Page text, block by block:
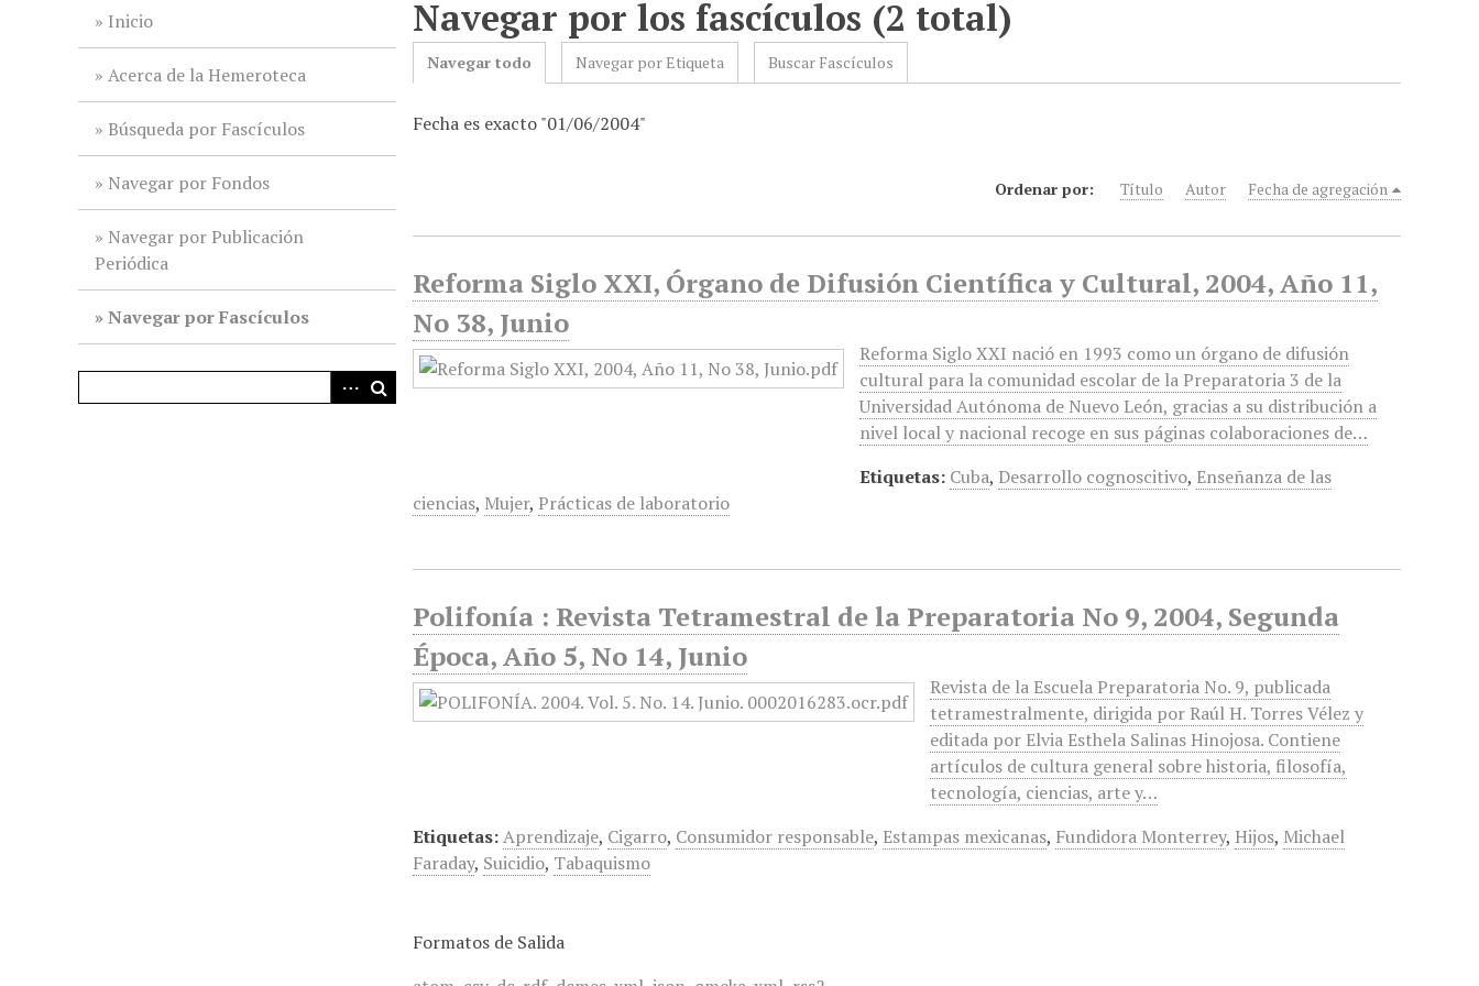
Inicio
Acerca de la Hemeroteca
Búsqueda por Fascículos
Navegar por Fondos
Navegar por Publicación
Periódica
Navegar por Fascículos
Navegar por los fascículos (2 total)
Navegar todo Navegar por Etiqueta Buscar Fascículos
Fecha es exacto "01/06/2004"
Ordenar por: Título Autor Fecha de agregación
Reforma Siglo XXI, Órgano de Difusión Científica y Cultural, 2004, Año 11,
No 38, Junio
Reforma Siglo XXI nació en 1993 como un órgano de difusión
cultural para la comunidad escolar de la Preparatoria 3 de la
Universidad Autónoma de Nuevo León, gracias a su distribución a
nivel local y nacional recoge en sus páginas colaboraciones de…
Etiquetas: Cuba, Desarrollo cognoscitivo, Enseñanza de las
ciencias, Mujer, Prácticas de laboratorio
Polifonía : Revista Tetramestral de la Preparatoria No 9, 2004, Segunda
Época, Año 5, No 14, Junio
Revista de la Escuela Preparatoria No. 9, publicada
tetramestralmente, dirigida por Raúl H. Torres Vélez y
editada por Elvia Esthela Salinas Hinojosa. Contiene
artículos de cultura general sobre historia, filosofía,
tecnología, ciencias, arte y…
Etiquetas:Aprendizaje, Cigarro, Consumidor responsable, Estampas mexicanas, Fundidora Monterrey, Hijos, Michael
Faraday, Suicidio, Tabaquismo
Formatos de Salida